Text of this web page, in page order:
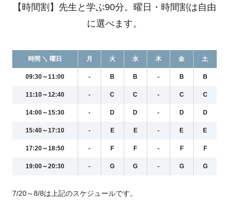
【時間割】先生と学ぶ90分。曜日・時間割は自由
に選べます。
時間 ＼ 曜日 月 火 水 木 金 土
09:30～11:00 - B B - B B
11:10～12:40 - C C - C C
14:00～15:30 - D D - D D
15:40～17:10 - E E - E E
17:20～18:50 - F F - F F
19:00～20:30 - G G - G G
7/20～8/8は上記のスケジュールです。